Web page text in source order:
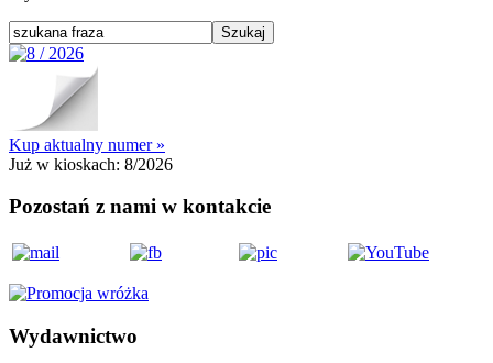
Kup aktualny numer »
Już w kioskach: 8/2026
Pozostań z nami w kontakcie
Wydawnictwo